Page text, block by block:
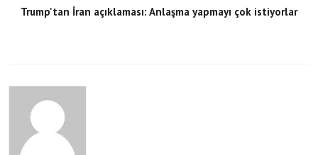
Trump'tan İran açıklaması: Anlaşma yapmayı çok istiyorlar